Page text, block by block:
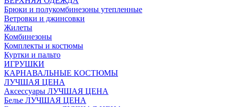
Брюки и полукомбинезоны утепленные
Ветровки и джинсовки
Жилеты
Комбинезоны
Комплекты и костюмы
Куртки и пальто
ИГРУШКИ
КАРНАВАЛЬНЫЕ КОСТЮМЫ
ЛУЧШАЯ ЦЕНА
Аксессуары ЛУЧШАЯ ЦЕНА
Белье ЛУЧШАЯ ЦЕНА